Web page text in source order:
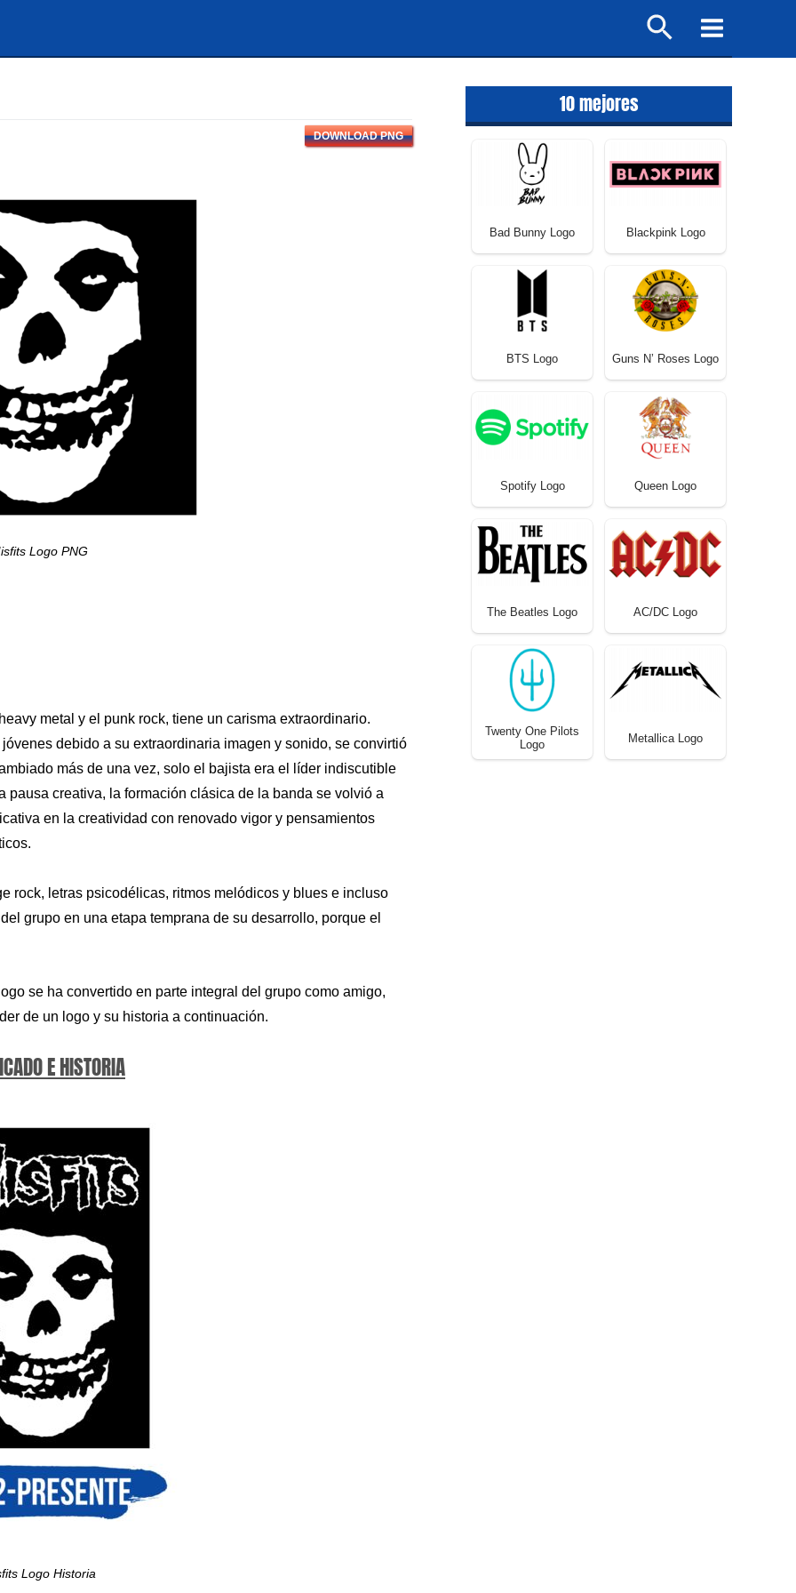
Buscar
Main
Menu
DOWNLOAD PNG
Logo PNG
metal y el punk rock, tiene un carisma extraordinario.
debido a su extraordinaria imagen y sonido, se convirtió
más de una vez, solo el bajista era el líder indiscutible
creativa, la formación clásica de la banda se volvió a
en la creatividad con renovado vigor y pensamientos
rock, letras psicodélicas, ritmos melódicos y blues e incluso
grupo en una etapa temprana de su desarrollo, porque el
se ha convertido en parte integral del grupo como amigo,
de un logo y su historia a continuación.
E HISTORIA
Logo Historia
10 mejores
Bad Bunny Logo Blackpink Logo
BTS Logo Guns N’ Roses Logo
Spotify Logo Queen Logo
The Beatles Logo AC/DC Logo
Twenty One Pilots
Logo
Metallica Logo